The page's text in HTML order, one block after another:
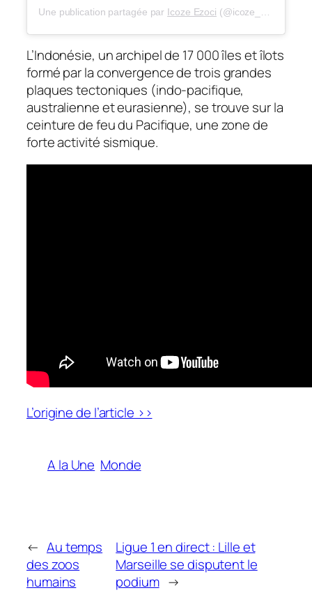
Une publication partagée par Icoze Ezoci (@icoze_ricochet) le
L’Indonésie, un archipel de 17 000 îles et îlots
formé par la convergence de trois grandes
plaques tectoniques (indo-pacifique,
australienne et eurasienne), se trouve sur la
ceinture de feu du Pacifique, une zone de
forte activité sismique.
L’origine de l’article >>
A la Une Monde
← Au temps
des zoos
humains
Ligue 1 en direct : Lille et
Marseille se disputent le
podium →